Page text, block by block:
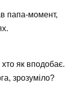
папа-момент,
як вподобає.
зрозуміло?